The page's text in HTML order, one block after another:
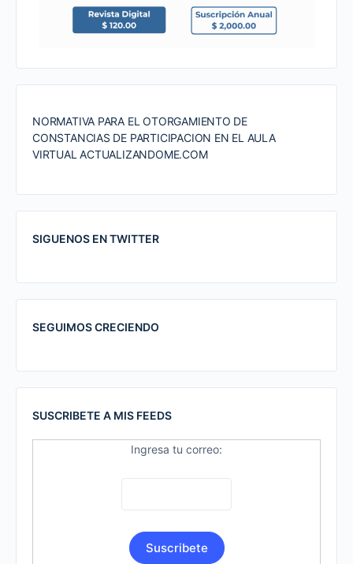
NORMATIVA PARA EL OTORGAMIENTO DE
CONSTANCIAS DE PARTICIPACION EN EL AULA
VIRTUAL ACTUALIZANDOME.COM
SIGUENOS EN TWITTER
SEGUIMOS CRECIENDO
SUSCRIBETE A MIS FEEDS
Ingresa tu correo: